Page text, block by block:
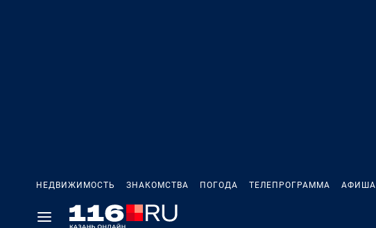
НЕДВИЖИМОСТЬ ЗНАКОМСТВА ПОГОДА ТЕЛЕПРОГРАММА АФИША